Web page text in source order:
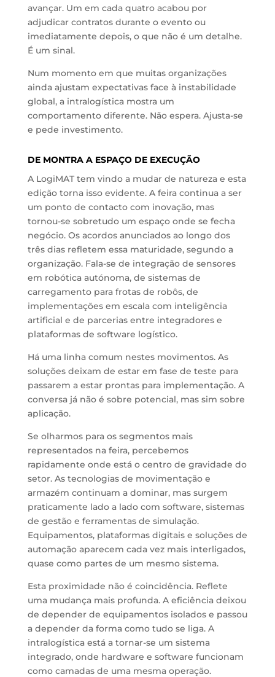
avançar. Um em cada quatro acabou por
adjudicar contratos durante o evento ou
imediatamente depois, o que não é um detalhe.
É um sinal.
Num momento em que muitas organizações
ainda ajustam expectativas face à instabilidade
global, a intralogística mostra um
comportamento diferente. Não espera. Ajusta-se
e pede investimento.
DE MONTRA A ESPAÇO DE EXECUÇÃO
A LogiMAT tem vindo a mudar de natureza e esta
edição torna isso evidente. A feira continua a ser
um ponto de contacto com inovação, mas
tornou-se sobretudo um espaço onde se fecha
negócio. Os acordos anunciados ao longo dos
três dias refletem essa maturidade, segundo a
organização. Fala-se de integração de sensores
em robótica autónoma, de sistemas de
carregamento para frotas de robôs, de
implementações em escala com inteligência
artificial e de parcerias entre integradores e
plataformas de software logístico.
Há uma linha comum nestes movimentos. As
soluções deixam de estar em fase de teste para
passarem a estar prontas para implementação. A
conversa já não é sobre potencial, mas sim sobre
aplicação.
Se olharmos para os segmentos mais
representados na feira, percebemos
rapidamente onde está o centro de gravidade do
setor. As tecnologias de movimentação e
armazém continuam a dominar, mas surgem
praticamente lado a lado com software, sistemas
de gestão e ferramentas de simulação.
Equipamentos, plataformas digitais e soluções de
automação aparecem cada vez mais interligados,
quase como partes de um mesmo sistema.
Esta proximidade não é coincidência. Reflete
uma mudança mais profunda. A eficiência deixou
de depender de equipamentos isolados e passou
a depender da forma como tudo se liga. A
intralogística está a tornar-se um sistema
integrado, onde hardware e software funcionam
como camadas de uma mesma operação.